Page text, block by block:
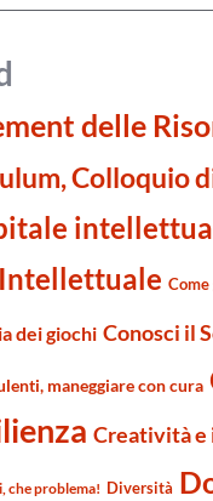
delle
Colloquio
dei giochi Conosci il
maneggiare con cura
Creatività e
che problema! Diversità